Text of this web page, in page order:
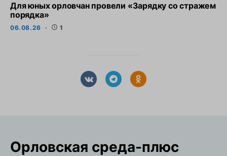
Для юных орловчан провели «Зарядку со стражем
порядка»
06.08.26 1
Орловская cреда-плюс